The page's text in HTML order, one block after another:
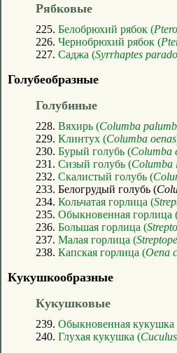
Рябковые
225. Белобрюхий рябок (
226. Чернобрюхий рябок (
227. Саджа (Syrrhaptes
Голубеобразные
Голубиные
228. Вяхирь (Columba
229. Клинтух (Columba oenas
230. Бурый голубь (Columba
231. Сизый голубь (Columba
232. Скалистый голубь (
233. Белогрудый голубь (
234. Кольчатая горлица (
235. Обыкновенная горлица
236. Большая горлица (
237. Малая горлица (
238. Капская горлица (Oena
Кукушкообразные
Кукушковые
239. Обыкновенная кукушка
240. Глухая кукушка (